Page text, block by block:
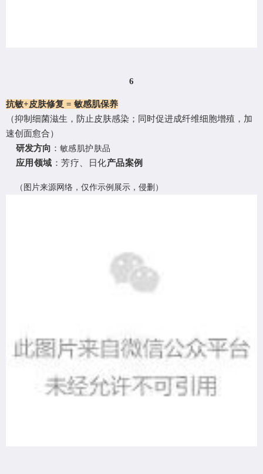
6
抗敏+皮肤修复 = 敏感肌保养
（抑制细菌滋生，防止皮肤感染；同时促进成纤维细胞增殖，加
速创面愈合）
研发方向 ： 敏感肌护肤品
应用领域 ：芳疗、日化产品案例
（ 图片来源网络，仅作示例展示，侵删 ）